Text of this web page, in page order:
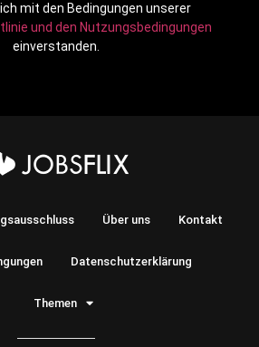
mit den Bedingungen unserer
und den Nutzungsbedingungen
einverstanden.
Über uns Kontakt
Datenschutzerklärung
Themen